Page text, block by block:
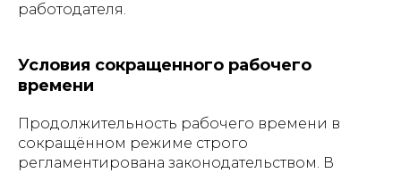
работодателя.
Условия сокращенного рабочего
времени
Продолжительность рабочего времени в
сокращённом режиме строго
регламентирована законодательством. В